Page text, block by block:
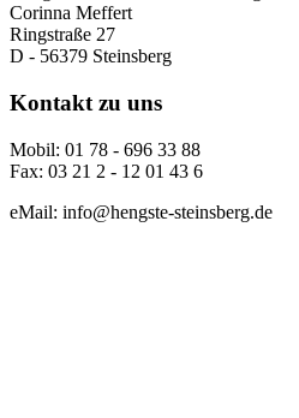
Corinna Meffert
Ringstraße 27
D - 56379 Steinsberg
Kontakt zu uns
Mobil: 01 78 - 696 33 88
Fax: 03 21 2 - 12 01 43 6
eMail: info@hengste-steinsberg.de